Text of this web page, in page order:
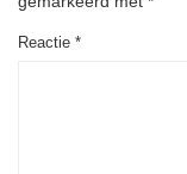
Reactie *